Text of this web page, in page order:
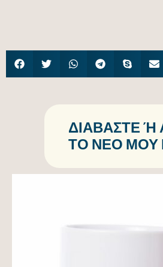
ΔΙΑΒΆΣΤΕ Ή
Ο ΝΈΟ ΜΟΥ